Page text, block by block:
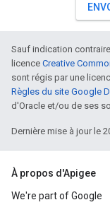
Sauf indication
licence Creative
sont régis par une
Règles du site Google
d'Oracle et/ou de ses
Dernière mise à jour le
À propos d'Apigee
We're part of Google